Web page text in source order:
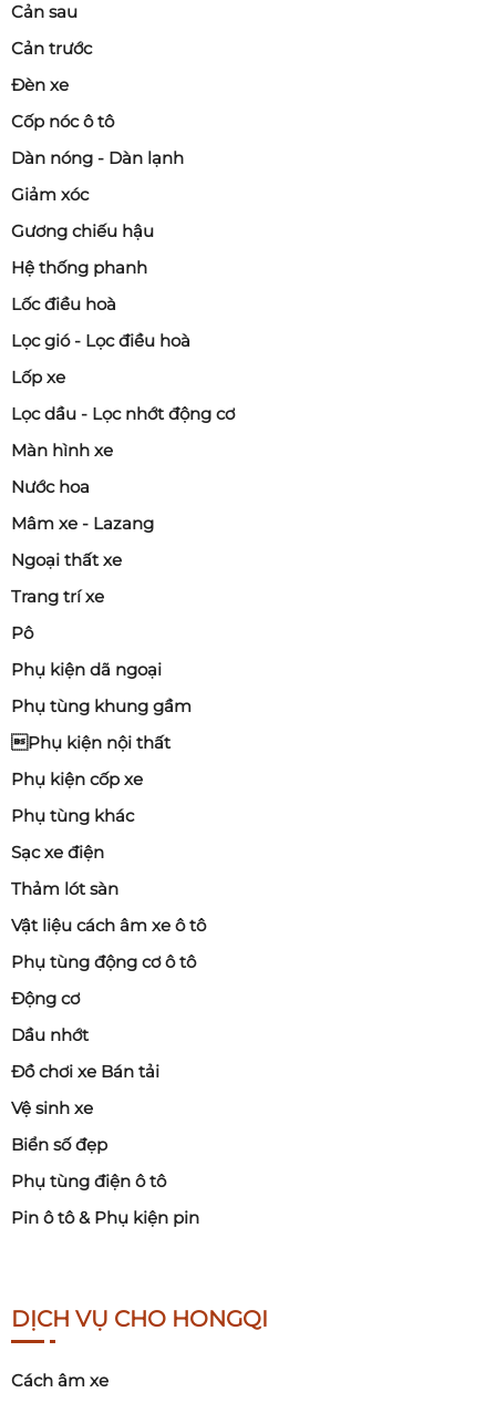
Cản sau
Cản trước
Đèn xe
Cốp nóc ô tô
Dàn nóng - Dàn lạnh
Giảm xóc
Gương chiếu hậu
Hệ thống phanh
Lốc điều hoà
Lọc gió - Lọc điều hoà
Lốp xe
Lọc dầu - Lọc nhớt động cơ
Màn hình xe
Nước hoa
Mâm xe - Lazang
Ngoại thất xe
Trang trí xe
Pô
Phụ kiện dã ngoại
Phụ tùng khung gầm
Phụ kiện nội thất
Phụ kiện cốp xe
Phụ tùng khác
Sạc xe điện
Thảm lót sàn
Vật liệu cách âm xe ô tô
Phụ tùng động cơ ô tô
Động cơ
Dầu nhớt
Đồ chơi xe Bán tải
Vệ sinh xe
Biển số đẹp
Phụ tùng điện ô tô
Pin ô tô & Phụ kiện pin
DỊCH VỤ CHO HONGQI
Cách âm xe